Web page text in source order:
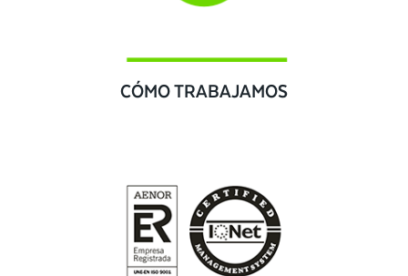
CÓMO TRABAJAMOS